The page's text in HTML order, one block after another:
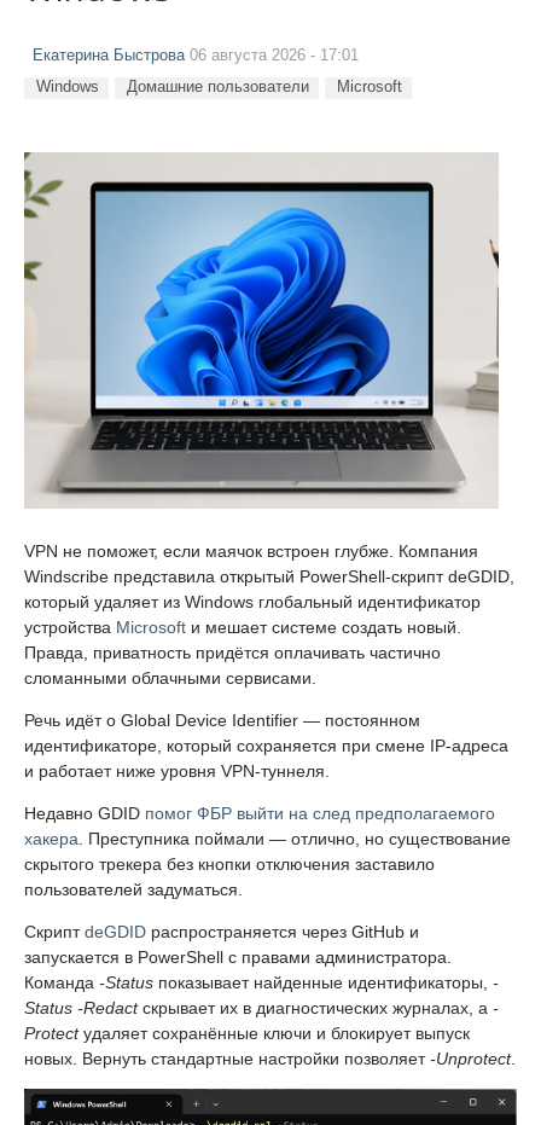
Екатерина Быстрова06 августа 2026 - 17:01
Windows Домашние пользователи Microsoft
VPN не поможет, если маячок встроен глубже. Компания
Windscribe представила открытый PowerShell-скрипт deGDID,
который удаляет из Windows глобальный идентификатор
устройства Microsoft и мешает системе создать новый.
Правда, приватность придётся оплачивать частично
сломанными облачными сервисами.
Речь идёт о Global Device Identifier — постоянном
идентификаторе, который сохраняется при смене IP-адреса
и работает ниже уровня VPN-туннеля.
Недавно GDID помог ФБР выйти на след предполагаемого
хакера . Преступника поймали — отлично, но существование
скрытого трекера без кнопки отключения заставило
пользователей задуматься.
СкриптdeGDID распространяется через GitHub и
запускается в PowerShell с правами администратора.
Команда -Status показывает найденные идентификаторы, -
Status -Redactскрывает их в диагностических журналах, а -
Protectудаляет сохранённые ключи и блокирует выпуск
новых. Вернуть стандартные настройки позволяет-Unprotect.